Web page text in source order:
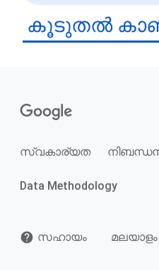
കൂടുതൽ
സ്വകാര്യത
Data Methodology
സഹായം